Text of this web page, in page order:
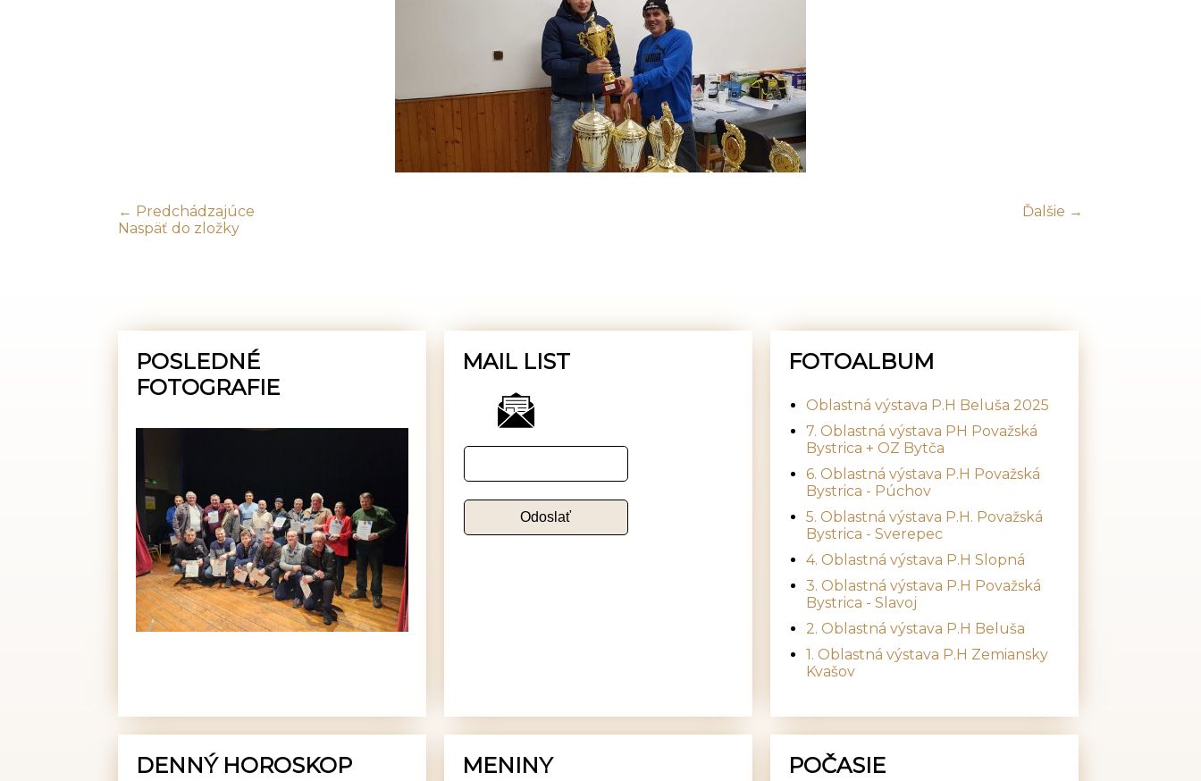
← Predchádzajúce
Ďalšie →
Naspäť do zložky
POSLEDNÉ
FOTOGRAFIE
MAIL LIST FOTOALBUM
Oblastná výstava P.H Beluša 2025
7. Oblastná výstava PH Považská
Bystrica + OZ Bytča
6. Oblastná výstava P.H Považská
Bystrica - Púchov
5. Oblastná výstava P.H. Považská
Bystrica - Sverepec
4. Oblastná výstava P.H Slopná
3. Oblastná výstava P.H Považská
Bystrica - Slavoj
2. Oblastná výstava P.H Beluša
1. Oblastná výstava P.H Zemiansky
Kvašov
DENNÝ HOROSKOP MENINY POČASIE